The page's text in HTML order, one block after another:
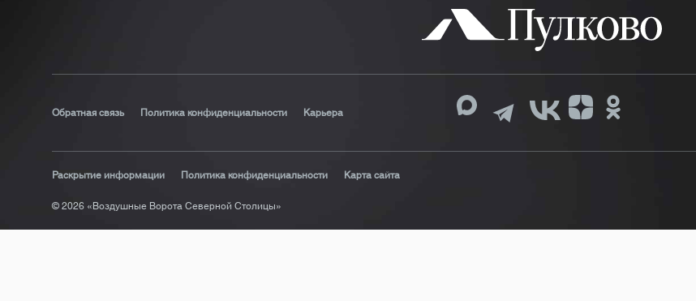
Обратная связь Политика конфиденциальности Карьера
Раскрытие информации Политика конфиденциальности Карта сайта
© 2026 «Воздушные Ворота Северной Столицы»